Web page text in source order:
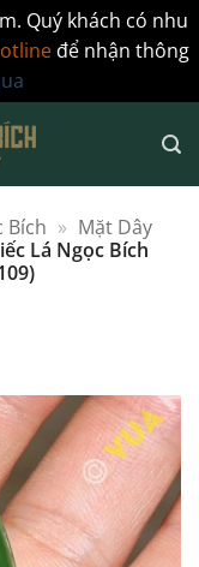
Quý khách có nhu
để nhận thông
Bích » Mặt Dây
Lá Ngọc Bích